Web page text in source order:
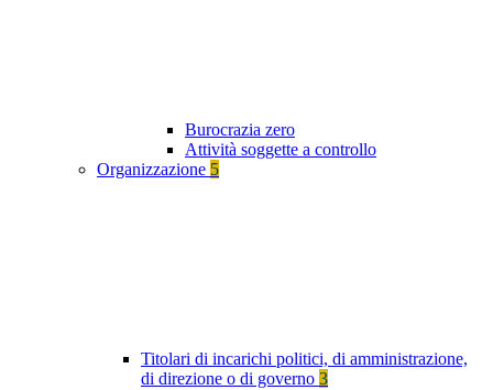
Burocrazia zero
Attività soggette a controllo
Organizzazione 5
Titolari di incarichi politici, di amministrazione,
di direzione o di governo 3